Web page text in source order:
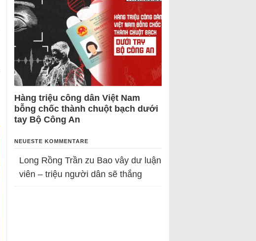
Hàng triệu công dân Việt Nam
bỗng chốc thành chuột bạch dưới
tay Bộ Công An
NEUESTE KOMMENTARE
Long Rồng Trần zu Bao vây dư luận
viên – triệu người dân sẽ thắng